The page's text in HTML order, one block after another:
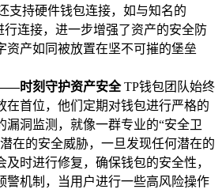
支持硬件钱包连接，如与知名的
行连接，进一步增强了资产的安全防
资产如同被放置在坚不可摧的堡垒
时刻守护资产安全TP钱包团队始终
在首位，他们定期对钱包进行严格的
漏洞监测，就像一群专业的“安全卫
在的安全威胁，一旦发现任何潜在的
及时进行修复，确保钱包的安全性，
警机制，当用户进行一些高风险操作